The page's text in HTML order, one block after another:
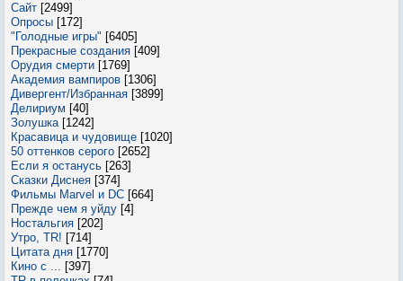
Сайт [2499]
Опросы [172]
"Голодные игры" [6405]
Прекрасные создания [409]
Орудия смерти [1769]
Академия вампиров [1306]
Дивергент/Избранная [3899]
Делириум [40]
Золушка [1242]
Красавица и чудовище [1020]
50 оттенков серого [2652]
Если я останусь [263]
Сказки Диснея [374]
Фильмы Marvel и DC [664]
Прежде чем я уйду [4]
Ностальгия [202]
Утро, TR! [714]
Цитата дня [1770]
Кино с ... [397]